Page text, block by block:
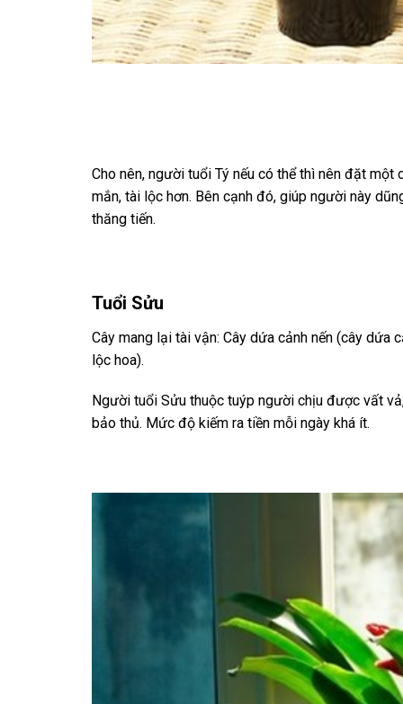
Cho nên, người tuổi Tý nếu có thể thì nên đặt
mắn, tài lộc hơn. Bên cạnh đó, giúp người này
thăng tiến.
Tuổi Sửu
Cây mang lại tài vận: Cây dứa cảnh nến (cây dứa
lộc hoa).
Người tuổi Sửu thuộc tuýp người chịu được vất
bảo thủ. Mức độ kiếm ra tiền mỗi ngày khá ít.